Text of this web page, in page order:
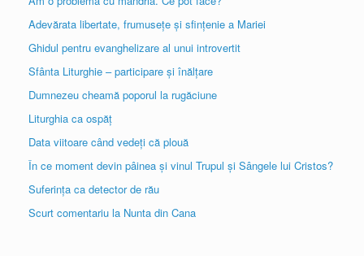
Adevărata libertate, frumusețe și sfințenie a Mariei
Ghidul pentru evanghelizare al unui introvertit
Sfânta Liturghie – participare și înălțare
Dumnezeu cheamă poporul la rugăciune
Liturghia ca ospăț
Data viitoare când vedeți că plouă
În ce moment devin pâinea și vinul Trupul și Sângele lui Cristos?
Suferința ca detector de rău
Scurt comentariu la Nunta din Cana